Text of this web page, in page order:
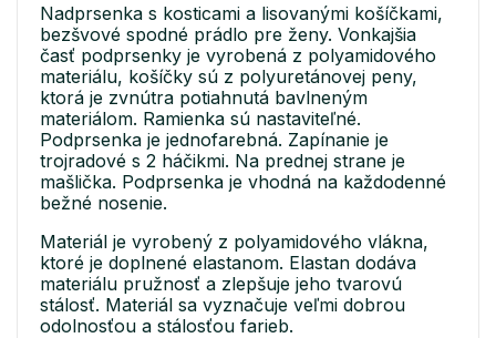
Nadprsenka s kosticami a lisovanými košíčkami,
bezšvové spodné prádlo pre ženy. Vonkajšia
časť podprsenky je vyrobená z polyamidového
materiálu, košíčky sú z polyuretánovej peny,
ktorá je zvnútra potiahnutá bavlneným
materiálom. Ramienka sú nastaviteľné.
Podprsenka je jednofarebná. Zapínanie je
trojradové s 2 háčikmi. Na prednej strane je
mašlička. Podprsenka je vhodná na každodenné
bežné nosenie.
Materiál je vyrobený z polyamidového vlákna,
ktoré je doplnené elastanom. Elastan dodáva
materiálu pružnosť a zlepšuje jeho tvarovú
stálosť. Materiál sa vyznačuje veľmi dobrou
odolnosťou a stálosťou farieb.